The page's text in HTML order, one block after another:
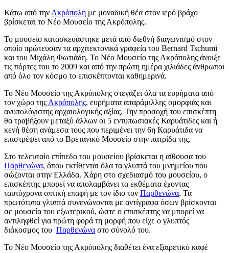
Κάτω από την Ακρόπολη με μοναδική θέα στον ιερό βράχο
βρίσκεται το Νέο Μουσείο της Ακρόπολης.
Το μουσείο κατασκευάστηκε μετά από διεθνή διαγωνισμό στον
οποίο πρώτευσαν τα αρχιτεκτονικά γραφεία του Bernard Tschumi
και του Μιχάλη Φωτιάδη. Το Νέο Μουσείο της Ακρόπολης άνοιξε
τις πόρτες του το 2009 και από την πρώτη ημέρα χιλιάδες άνθρωποι
από όλο τον κόσμο το επισκέπτονται καθημερινά.
Το Νέο Μουσείο της Ακρόπολης στεγάζει όλα τα ευρήματα από
τον χώρο της Ακρόπολης, ευρήματα απαράμιλλης ομορφιάς και
ανυπολόγιστης αρχαιολογικής αξίας. Την προσοχή του επισκέπτη
θα τραβήξουν μεταξύ άλλων οι 5 εντυπωσιακές Καρυάτιδες και ή
κενή θέση ανάμεσα τους που περιμένει την 6η Καρυάτιδα να
επιστρέψει από το Βρετανικό Μουσείο στην πατρίδα της.
Στο τελευταίο επίπεδο του μουσείου βρίσκεται η αίθουσα του
Παρθενώνα, όπου εκτίθενται όλα τα γλυπτά του μνημείου που
σώζονται στην Ελλάδα. Χάρη στο σχεδιασμό του μουσείου, ο
επισκέπτης μπορεί να απολαμβάνει τα εκθέματα έχοντας
ταυτόχρονα οπτική επαφή με τον ίδιο τον Παρθενώνα. Τα
πρωτότυπα γλυπτά συνενώνονται με αντίγραφα όσων βρίσκονται
σε μουσεία του εξωτερικού, ώστε ο επισκέπτης να μπορεί να
αντιληφθεί για πρώτη φορά τη μορφή που είχε ο γλυπτός
διάκοσμος του Παρθενώνα στο σύνολό του.
Το Νέο Μουσείο της Ακρόπολης διαθέτει ένα εξαιρετικό καφέ